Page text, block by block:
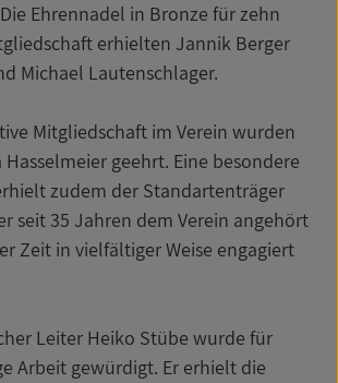
Ehrennadel in Bronze für zehn
erhielten Jannik Berger
Michael Lautenschlager.
Mitgliedschaft im Verein wurden
geehrt. Eine besondere
zudem der Standartenträger
seit 35 Jahren dem Verein angehört
Zeit in vielfältiger Weise engagiert
Leiter Heiko Stübe wurde für
Arbeit gewürdigt. Er erhielt die